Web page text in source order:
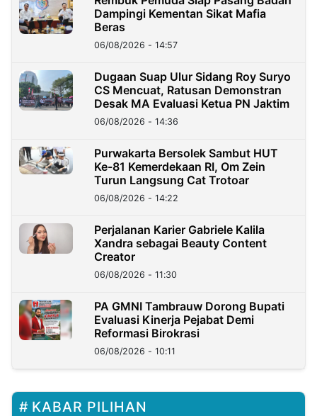
Dampingi Kementan Sikat Mafia
Beras
06/08/2026 - 14:57
Dugaan Suap Ulur Sidang Roy Suryo
CS Mencuat, Ratusan Demonstran
Desak MA Evaluasi Ketua PN Jaktim
06/08/2026 - 14:36
Purwakarta Bersolek Sambut HUT
Ke-81 Kemerdekaan RI, Om Zein
Turun Langsung Cat Trotoar
06/08/2026 - 14:22
Perjalanan Karier Gabriele Kalila
Xandra sebagai Beauty Content
Creator
06/08/2026 - 11:30
PA GMNI Tambrauw Dorong Bupati
Evaluasi Kinerja Pejabat Demi
Reformasi Birokrasi
06/08/2026 - 10:11
KABAR PILIHAN